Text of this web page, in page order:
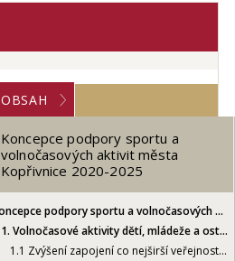
OBSAH
Koncepce podpory sportu a
volnočasových aktivit města
Kopřivnice 2020-2025
Koncepce podpory sportu a volnočasových aktivit města Kopřivnice 2020-2025
1. Volnočasové aktivity dětí, mládeže a ostatních obyvatel města
1.1 Zvýšení zapojení co nejširší veřejnosti včetně handicapovaných